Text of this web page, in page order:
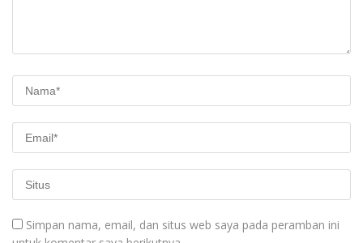
Simpan nama, email, dan situs web saya pada peramban ini